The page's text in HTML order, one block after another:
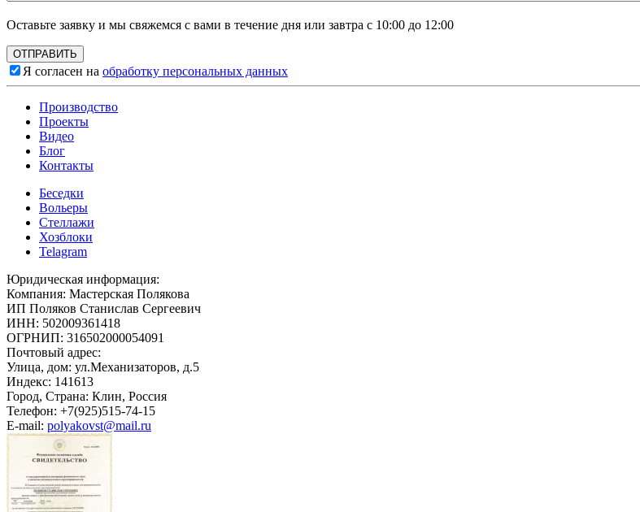
Оставьте заявку и мы свяжемся с вами в течение дня или завтра с 10:00 до 12:00
Я согласен на обработку персональных данных
Производство
Проекты
Видео
Блог
Контакты
Беседки
Вольеры
Стеллажи
Хозблоки
Telagram
Юридическая информация:
Компания: Мастерская Полякова
ИП Поляков Станислав Сергеевич
ИНН: 502009361418
ОГРНИП: 316502000054091
Почтовый адрес:
Улица, дом: ул.Механизаторов, д.5
Индекс: 141613
Город, Страна: Клин, Россия
Телефон: +7(925)515-74-15
E-mail: polyakovst@mail.ru